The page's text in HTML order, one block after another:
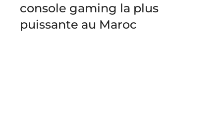
console gaming la plus
puissante au Maroc